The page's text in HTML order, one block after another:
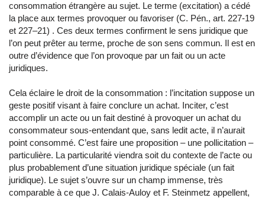
consommation étrangère au sujet. Le terme (excitation) a cédé
la place aux termes provoquer ou favoriser (C. Pén., art. 227-19
et 227–21) . Ces deux termes confirment le sens juridique que
l’on peut prêter au terme, proche de son sens commun. Il est en
outre d’évidence que l’on provoque par un fait ou un acte
juridiques.
Cela éclaire le droit de la consommation : l’incitation suppose un
geste positif visant à faire conclure un achat. Inciter, c’est
accomplir un acte ou un fait destiné à provoquer un achat du
consommateur sous-entendant que, sans ledit acte, il n’aurait
point consommé. C’est faire une proposition – une pollicitation –
particulière. La particularité viendra soit du contexte de l’acte ou
plus probablement d’une situation juridique spéciale (un fait
juridique). Le sujet s’ouvre sur un champ immense, très
comparable à ce que J. Calais-Auloy et F. Steinmetz appellent,